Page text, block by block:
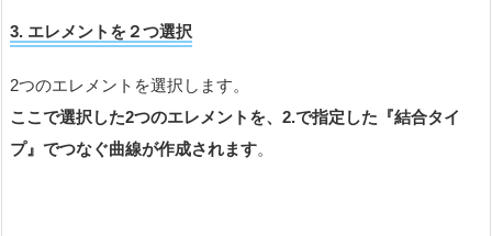
3. エレメントを２つ選択
2つのエレメントを選択します。
ここで選択した2つのエレメントを、2.で指定した『結合タイ
プ』でつなぐ曲線が作成されます。